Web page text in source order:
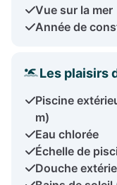
Vue sur la mer
Année de
Les plaisirs
Piscine
m)
Eau chlorée
Échelle de
Douche